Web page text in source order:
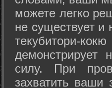
можете легко
не существует и
текубитори-
демонстрирует
силу. При
захватить ваши